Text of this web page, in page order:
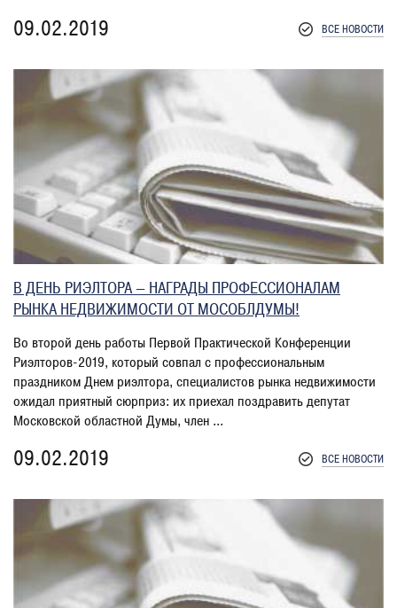
09.02.2019 ВСЕ НОВОСТИ
В ДЕНЬ РИЭЛТОРА — НАГРАДЫ ПРОФЕССИОНАЛАМ
РЫНКА НЕДВИЖИМОСТИ ОТ МОСОБЛДУМЫ!
Во второй день работы Первой Практической Конференции
Риэлторов-2019, который совпал с профессиональным
праздником Днем риэлтора, специалистов рынка недвижимости
ожидал приятный сюрприз: их приехал поздравить депутат
Московской областной Думы, член ...
09.02.2019 ВСЕ НОВОСТИ